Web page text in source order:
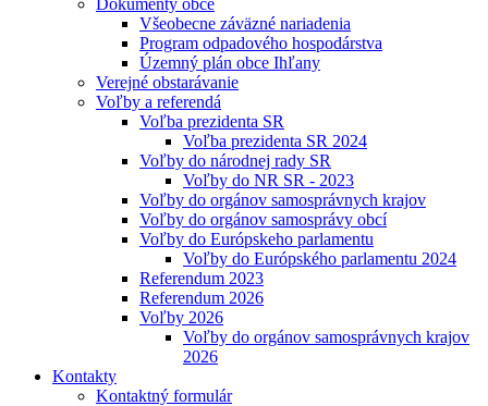
Dokumenty obce
Všeobecne záväzné nariadenia
Program odpadového hospodárstva
Územný plán obce Ihľany
Verejné obstarávanie
Voľby a referendá
Voľba prezidenta SR
Voľba prezidenta SR 2024
Voľby do národnej rady SR
Voľby do NR SR - 2023
Voľby do orgánov samosprávnych krajov
Voľby do orgánov samosprávy obcí
Voľby do Európskeho parlamentu
Voľby do Európského parlamentu 2024
Referendum 2023
Referendum 2026
Voľby 2026
Voľby do orgánov samosprávnych krajov
2026
Kontakty
Kontaktný formulár